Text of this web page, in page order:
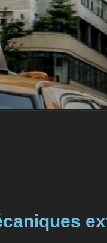
Annuaire des